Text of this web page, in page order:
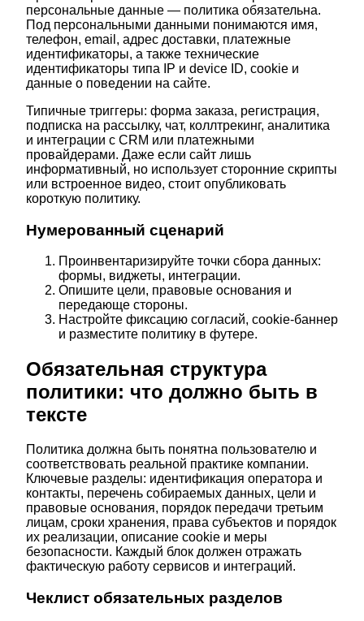
персональные данные — политика обязательна.
Под персональными данными понимаются имя,
телефон, email, адрес доставки, платежные
идентификаторы, а также технические
идентификаторы типа IP и device ID, cookie и
данные о поведении на сайте.
Типичные триггеры: форма заказа, регистрация,
подписка на рассылку, чат, коллтрекинг, аналитика
и интеграции с CRM или платежными
провайдерами. Даже если сайт лишь
информативный, но использует сторонние скрипты
или встроенное видео, стоит опубликовать
короткую политику.
Нумерованный сценарий
Проинвентаризируйте точки сбора данных:
формы, виджеты, интеграции.
Опишите цели, правовые основания и
передающе стороны.
Настройте фиксацию согласий, cookie-баннер
и разместите политику в футере.
Обязательная структура
политики: что должно быть в
тексте
Политика должна быть понятна пользователю и
соответствовать реальной практике компании.
Ключевые разделы: идентификация оператора и
контакты, перечень собираемых данных, цели и
правовые основания, порядок передачи третьим
лицам, сроки хранения, права субъектов и порядок
их реализации, описание cookie и меры
безопасности. Каждый блок должен отражать
фактическую работу сервисов и интеграций.
Чеклист обязательных разделов